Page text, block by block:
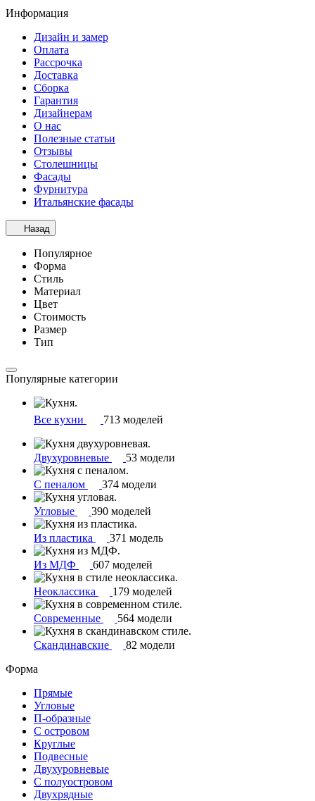
Информация
Дизайн и замер
Оплата
Рассрочка
Доставка
Сборка
Гарантия
Дизайнерам
О нас
Полезные статьи
Отзывы
Столешницы
Фасады
Фурнитура
Итальянские фасады
Назад
Популярное
Форма
Стиль
Материал
Цвет
Стоимость
Размер
Тип
Популярные категории
Все кухни 713 моделей
Двухуровневые 53 модели
С пеналом 374 модели
Угловые 390 моделей
Из пластика 371 модель
Из МДФ 607 моделей
Неоклассика 179 моделей
Современные 564 модели
Скандинавские
82 модели
Форма
Прямые
Угловые
П-образные
С островом
Круглые
Подвесные
Двухуровневые
С полуостровом
Двухрядные